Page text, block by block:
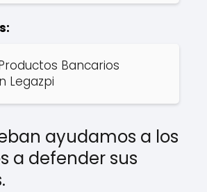
Bancarios
Legazpi
ayudamos a los
a defender sus